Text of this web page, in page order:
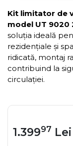
Kit limitator de
model UT 9020
soluția ideală
rezidențiale și
ridicată, montaj
contribuind la
circulației.
1.39997 Lei